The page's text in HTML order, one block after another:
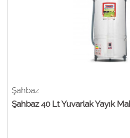
Şahbaz
Şahbaz 40 Lt Yuvarlak Yayık